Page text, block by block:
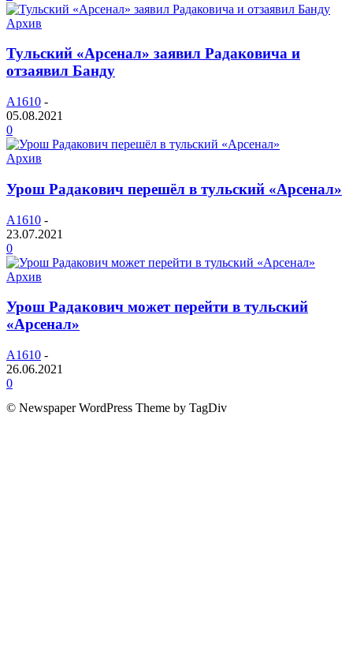
Архив
Тульский «Арсенал» заявил Радаковича и
отзаявил Банду
A1610 -
05.08.2021
0
Архив
Урош Радакович перешёл в тульский «Арсенал»
A1610 -
23.07.2021
0
Архив
Урош Радакович может перейти в тульский
«Арсенал»
A1610 -
26.06.2021
0
© Newspaper WordPress Theme by TagDiv